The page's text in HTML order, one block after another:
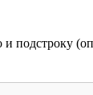
подстроку